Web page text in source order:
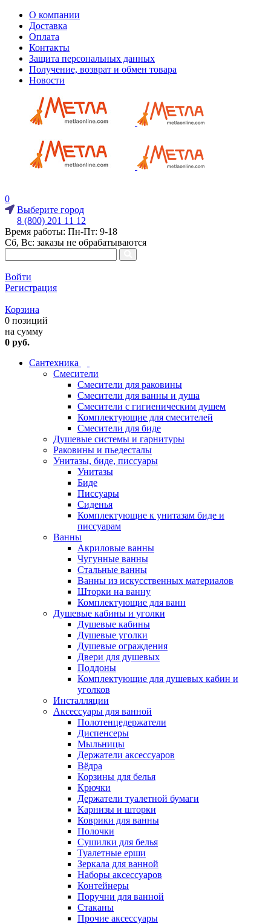
О компании
Доставка
Оплата
Контакты
Защита персональных данных
Получение, возврат и обмен товара
Новости
0
Выберите город
8 (800) 201 11 12
Время работы: Пн-Пт: 9-18
Сб, Вс: заказы не обрабатываются
Войти
Регистрация
Корзина
0 позиций
на сумму
0 руб.
Сантехника
Смесители
Смесители для раковины
Смесители для ванны и душа
Смесители с гигиеническим душем
Комплектующие для смесителей
Смесители для биде
Душевые системы и гарнитуры
Раковины и пьедесталы
Унитазы, биде, писсуары
Унитазы
Биде
Писсуары
Сиденья
Комплектующие к унитазам биде и
писсуарам
Ванны
Акриловые ванны
Чугунные ванны
Стальные ванны
Ванны из искусственных материалов
Шторки на ванну
Комплектующие для ванн
Душевые кабины и уголки
Душевые кабины
Душевые уголки
Душевые ограждения
Двери для душевых
Поддоны
Комплектующие для душевых кабин и
уголков
Инсталляции
Аксессуары для ванной
Полотенцедержатели
Диспенсеры
Мыльницы
Держатели аксессуаров
Вёдра
Корзины для белья
Крючки
Держатели туалетной бумаги
Карнизы и шторки
Коврики для ванны
Полочки
Сушилки для белья
Туалетные ерши
Зеркала для ванной
Наборы аксессуаров
Контейнеры
Поручни для ванной
Стаканы
Прочие аксессуары